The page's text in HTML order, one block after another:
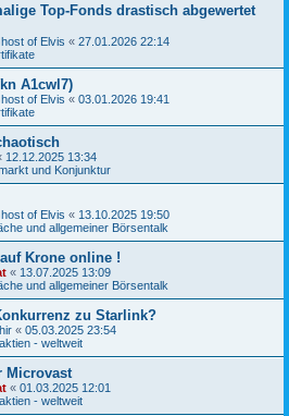
Top-Fonds drastisch abgewertet
of Elvis « 27.01.2026 22:14
A1cwl7)
of Elvis « 03.01.2026 19:41
12.12.2025 13:34
und Konjunktur
of Elvis « 13.10.2025 19:50
und allgemeiner Börsentalk
Krone online !
« 13.07.2025 13:09
und allgemeiner Börsentalk
zu Starlink?
« 05.03.2025 23:54
- weltweit
Microvast
« 01.03.2025 12:01
- weltweit